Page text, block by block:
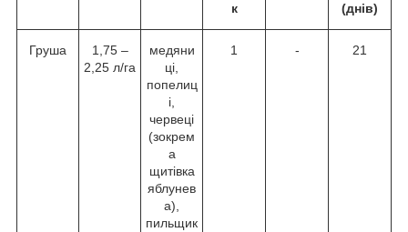
к
(днів)
Груша
1,75 –
2,25 л/га
медяни
ці,
попелиц
і,
червеці
(зокрем
а
щитівка
яблунев
а),
пильщик
1 - 21